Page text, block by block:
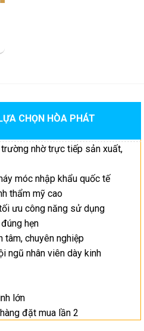
CHỌN HÒA PHÁT
nhờ trực tiếp sản xuất,
móc nhập khẩu quốc tế
thẩm mỹ cao
ưu công năng sử dụng
hẹn
tâm, chuyên nghiệp
ngũ nhân viên dày kinh
lớn
đặt mua lần 2